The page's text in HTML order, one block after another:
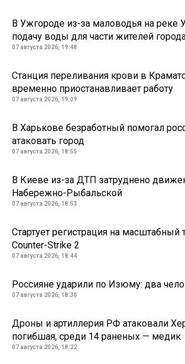
В Ужгороде из-за маловодья на реке
подачу воды для части жителей
07 августа 2026, 19:48
Станция переливания крови в
временно приостанавливает работу
07 августа 2026, 19:09
В Харькове безработный помогал
атаковать город
07 августа 2026, 18:55
В Киеве из-за ДТП затруднено
Набережно-Рыбальской
07 августа 2026, 18:53
Стартует регистрация на масштабный
Counter-Strike 2
07 августа 2026, 18:44
Россияне ударили по Изюму: два
07 августа 2026, 18:30
Дроны и артиллерия РФ атаковали
погибшая, среди 14 раненых — медик
07 августа 2026, 18:22